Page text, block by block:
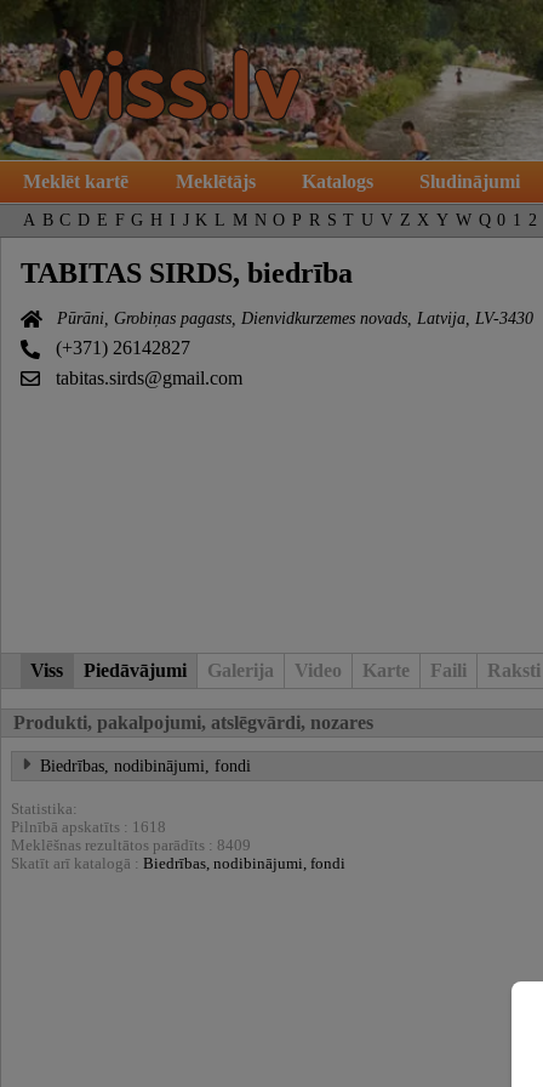
Meklēt kartē Meklētājs Katalogs Sludinājumi
A B C D E F G H I J K L M N O P R S T U V Z X Y W Q 0 1 2
TABITAS SIRDS, biedrība
Pūrāni, Grobiņas pagasts, Dienvidkurzemes novads, Latvija, LV-3430
(+371) 26142827
tabitas.sirds@gmail.com
Viss Piedāvājumi Galerija Video Karte Faili Raksti
Produkti, pakalpojumi, atslēgvārdi, nozares
Biedrības, nodibinājumi, fondi
Statistika:
Pilnībā apskatīts : 1618
Meklēšnas rezultātos parādīts : 8409
Skatīt arī katalogā : Biedrības, nodibinājumi, fondi